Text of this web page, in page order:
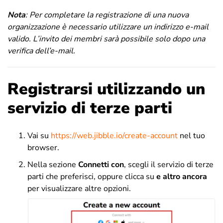
Nota:Per completare la registrazione di una nuova
organizzazione è necessario utilizzare un indirizzo e-mail
valido. L’invito dei membri sarà possibile solo dopo una
verifica dell’e-mail.
Registrarsi utilizzando un
servizio di terze parti
Vai su https://web.jibble.io/create-account nel tuo
browser.
Nella sezione Connetti con, scegli il servizio di terze
parti che preferisci, oppure clicca su e altro ancora
per visualizzare altre opzioni.